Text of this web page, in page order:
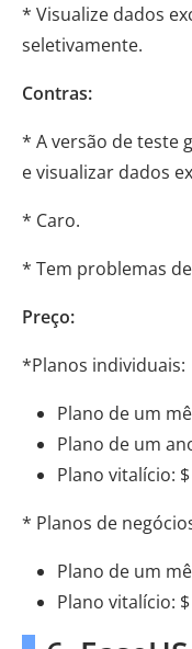
* Visualize dados
seletivamente.
Contras:
* A versão de teste
e visualizar dados
* Caro.
* Tem problemas
Preço:
*Planos individuais:
Plano de um
Plano de um
Plano vitalício:
* Planos de
Plano de um
Plano vitalício: